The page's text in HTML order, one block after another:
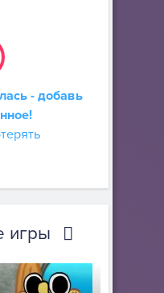
- добавь
игры